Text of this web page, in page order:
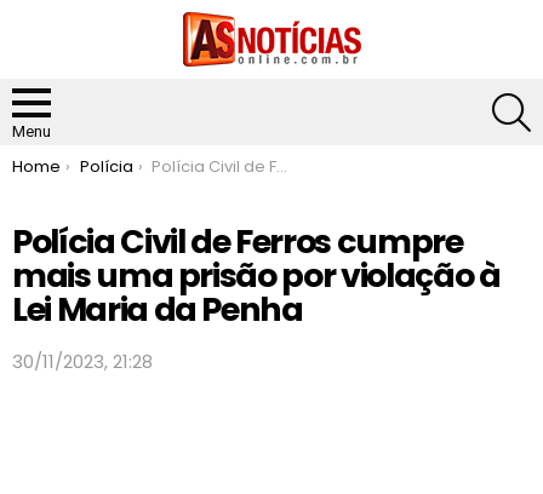
Menu
You are here:
Home Polícia Polícia Civil de Ferros cumpre mais uma prisão por violação à Lei Maria da Penha
Polícia Civil de Ferros cumpre
mais uma prisão por violação à
Lei Maria da Penha
30/11/2023, 21:28